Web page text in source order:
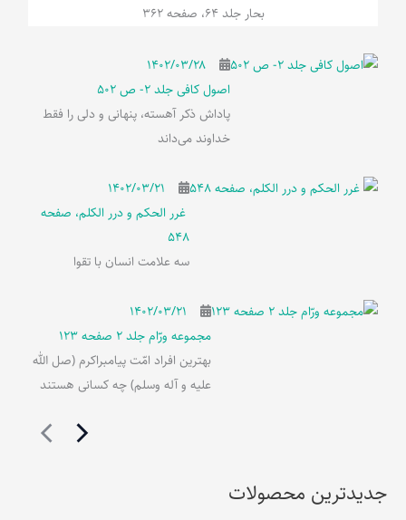
بحار جلد 64، صفحه 362
۱۴۰۲/۰۳/۲۸
اصول کافی جلد 2- ص 502
پاداش ذکر آهسته، پنهانی و دلی را فقط
خداوند می‌داند
۱۴۰۲/۰۳/۲۱
غرر الحکم و درر الکلم، صفحه
548
سه علامت انسان با تقوا
۱۴۰۲/۰۳/۲۱
مجموعه ورّام جلد 2 صفحه 123
بهترین افراد امّت پیامبراکرم (صل الله
علیه و آله وسلم) چه کسانی هستند
جدیدترین محصولات